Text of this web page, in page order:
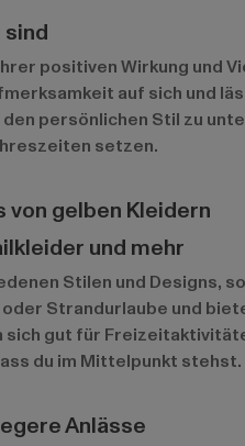
positiven Wirkung und
auf sich und
persönlichen Stil zu
setzen.
von gelben Kleidern
und mehr
Stilen und Designs,
Strandurlaube und
sich gut für
du im Mittelpunkt stehst.
Anlässe